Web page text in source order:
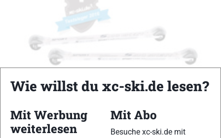
Ski Skett Sport Classic Alu
Wie willst du xc-ski.de lesen?
Mit Werbung
weiterlesen
Mit Abo
Besuche xc-ski.de mit